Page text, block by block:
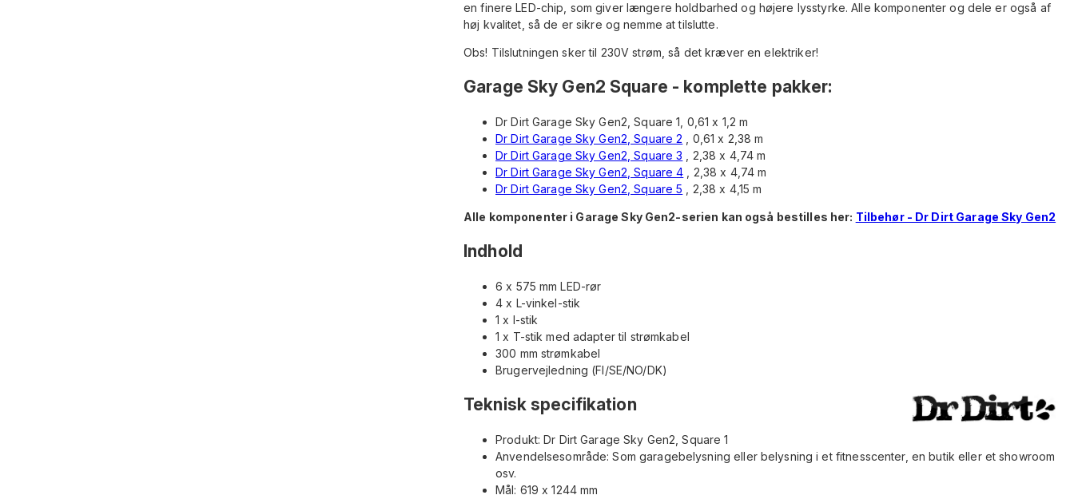
en finere LED-chip, som giver længere holdbarhed og højere lysstyrke. Alle komponenter og dele er også af
høj kvalitet, så de er sikre og nemme at tilslutte.
Obs! Tilslutningen sker til 230V strøm, så det kræver en elektriker!
Garage Sky Gen2 Square - komplette pakker:
Dr Dirt Garage Sky Gen2, Square 1, 0,61 x 1,2 m
Dr Dirt Garage Sky Gen2, Square 2 , 0,61 x 2,38 m
Dr Dirt Garage Sky Gen2, Square 3 , 2,38 x 4,74 m
Dr Dirt Garage Sky Gen2, Square 4 , 2,38 x 4,74 m
Dr Dirt Garage Sky Gen2, Square 5 , 2,38 x 4,15 m
Alle komponenter i Garage Sky Gen2-serien kan også bestilles her: Tilbehør - Dr Dirt Garage Sky Gen2
Indhold
6 x 575 mm LED-rør
4 x L-vinkel-stik
1 x I-stik
1 x T-stik med adapter til strømkabel
300 mm strømkabel
Brugervejledning (FI/SE/NO/DK)
Teknisk specifikation
Produkt: Dr Dirt Garage Sky Gen2, Square 1
Anvendelsesområde: Som garagebelysning eller belysning i et fitnesscenter, en butik eller et showroom
osv.
Mål: 619 x 1244 mm